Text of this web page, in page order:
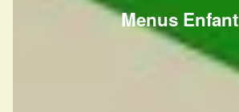
Menus Enfant